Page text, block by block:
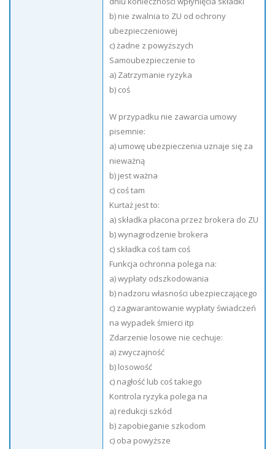
b) nie zwalnia to ZU od ochrony
ubezpieczeniowej
c) żadne z powyższych
Samoubezpieczenie to
a) Zatrzymanie ryzyka
b) coś
W przypadku nie zawarcia umowy
pisemnie:
a) umowę ubezpieczenia uznaje się za
nieważną
b) jest ważna
c) coś tam
Kurtaż jest to:
a) składka płacona przez brokera do ZU
b) wynagrodzenie brokera
c) składka coś tam coś
Funkcja ochronna polega na:
a) wypłaty odszkodowania
b) nadzoru własności ubezpieczającego
c) zagwarantowanie wypłaty świadczeń
na wypadek śmierci itp
Zdarzenie losowe nie cechuje:
a) zwyczajność
b) losowość
c) nagłość lub coś takiego
Kontrola ryzyka polega na
a) redukcji szkód
b) zapobieganie szkodom
c) oba powyższe